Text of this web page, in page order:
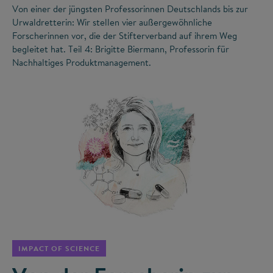
Von einer der jüngsten Professorinnen Deutschlands bis zur
Urwaldretterin: Wir stellen vier außergewöhnliche
Forscherinnen vor, die der Stifterverband auf ihrem Weg
begleitet hat. Teil 4: Brigitte Biermann, Professorin für
Nachhaltiges Produktmanagement.
IMPACT OF SCIENCE